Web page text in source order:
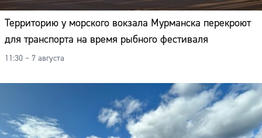
Территорию у морского вокзала Мурманска перекроют
для транспорта на время рыбного фестиваля
11:30 – 7 августа